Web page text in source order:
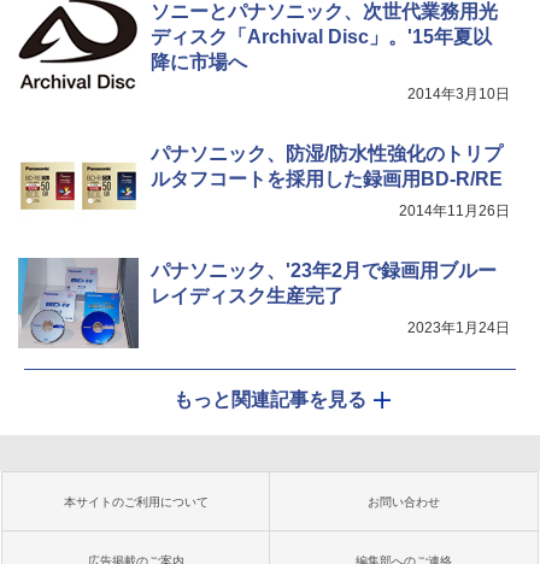
ソニーとパナソニック、次世代業務用光
ディスク「Archival Disc」。'15年夏以
降に市場へ
2014年3月10日
パナソニック、防湿/防水性強化のトリプ
ルタフコートを採用した録画用BD-R/RE
2014年11月26日
パナソニック、'23年2月で録画用ブルー
レイディスク生産完了
2023年1月24日
もっと関連記事を見る
本サイトのご利用について お問い合わせ
広告掲載のご案内 編集部へのご連絡